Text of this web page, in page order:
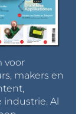
voor
makers en
Al